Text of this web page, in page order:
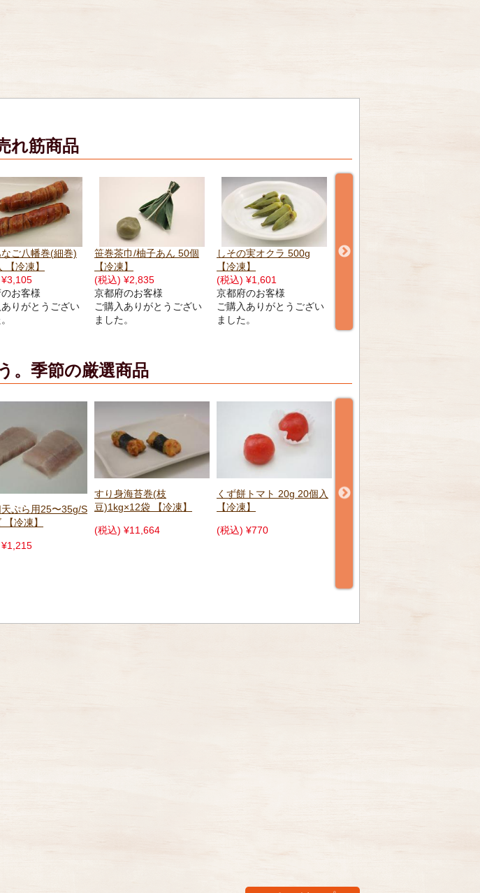
れ筋商品
/柚子あん 50個
お客様
りがとうござい
しその実オクラ 500g
【冷凍】
(税込) ¥1,601
京都府のお客様
ご購入ありがとうござい
ました。
若鶏の青朴葉焼 6個 【冷
凍】
(税込) ¥797
長野県のお客様
ご購入ありがとうござい
ました。
里山の朴葉包み 6個 【冷
。季節の厳選商品
苔巻(枝
袋 【冷凍】
くず餅トマト 20g 20個入
【冷凍】
(税込) ¥770
だだちゃ万頭 14個 【冷
凍】
(税込) ¥2,187